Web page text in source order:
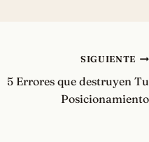
SIGUIENTE
5 Errores que destruyen Tu
Posicionamiento